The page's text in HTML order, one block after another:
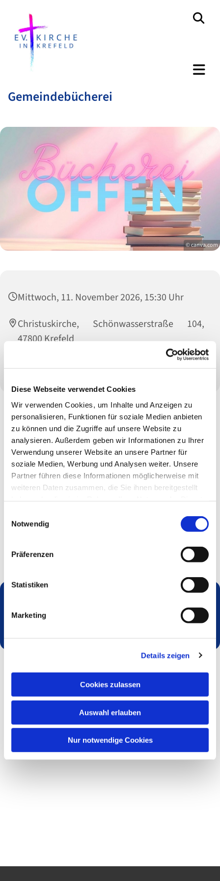
Diese Webseite verwendet Cookies
Wir verwenden Cookies, um Inhalte und Anzeigen zu
personalisieren, Funktionen für soziale Medien anbieten
zu können und die Zugriffe auf unsere Website zu
analysieren. Außerdem geben wir Informationen zu Ihrer
Verwendung unserer Website an unsere Partner für
soziale Medien, Werbung und Analysen weiter. Unsere
Partner führen diese Informationen möglicherweise mit
weiteren Daten zusammen, die Sie ihnen bereitgestellt
Notwendig
Präferenzen
Statistiken
Marketing
Details zeigen
Cookies zulassen
Auswahl erlauben
Nur notwendige Cookies
Gemeindebücherei
© canva.com
Mittwoch, 11. November 2026, 15:30 Uhr
Christuskirche, Schönwasserstraße 104,
47800 Krefeld
Büchereiteam
Dies könnte Sie auch interessieren